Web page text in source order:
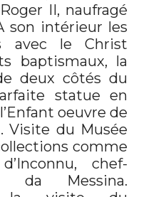
II, naufragé
son intérieur les
avec le Christ
baptismaux, la
deux côtés du
statue en
oeuvre de
Visite du Musée
comme
chef-
da Messina.